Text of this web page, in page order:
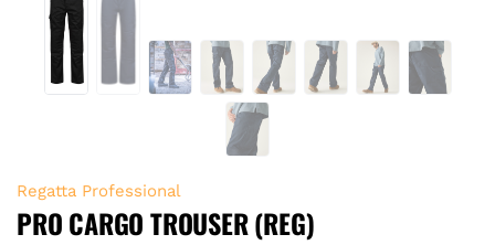
Regatta Professional
PRO CARGO TROUSER (REG)